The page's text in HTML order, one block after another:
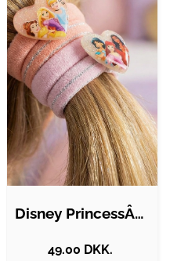
Disney PrincessÂ® Hårelastikker
49.00 DKK.